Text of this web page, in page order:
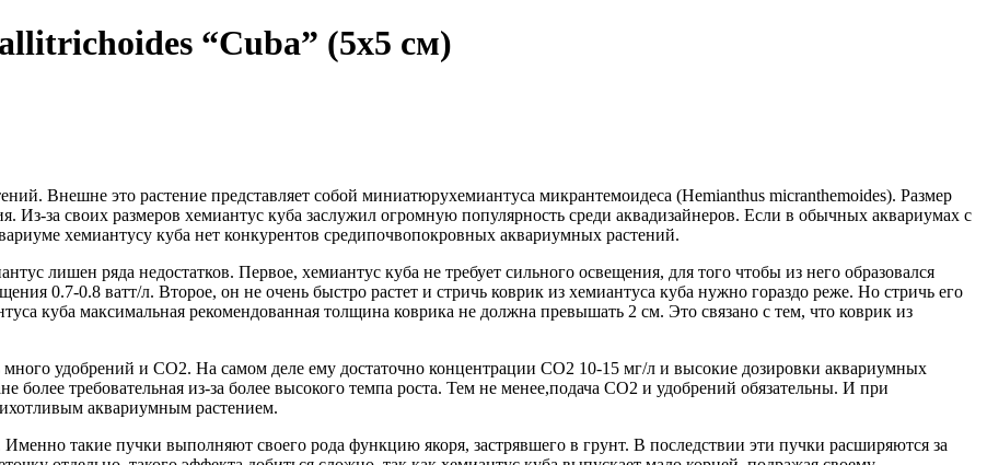
“Cuba” (5х5 см)
Внешне это растение представляет собой миниатюрухемиантуса микрантемоидеса (Hemianthus micranthemoides). Размер
Из-за своих размеров хемиантус куба заслужил огромную популярность среди аквадизайнеров. Если в обычных аквариумах с
хемиантусу куба нет конкурентов средипочвопокровных аквариумных растений.
лишен ряда недостатков. Первое, хемиантус куба не требует сильного освещения, для того чтобы из него образовался
0.7-0.8 ватт/л. Второе, он не очень быстро растет и стричь коврик из хемиантуса куба нужно гораздо реже. Но стричь его
куба максимальная рекомендованная толщина коврика не должна превышать 2 см. Это связано с тем, что коврик из
много удобрений и СО2. На самом деле ему достаточно концентрации СО2 10-15 мг/л и высокие дозировки аквариумных
более требовательная из-за более высокого темпа роста. Тем не менее,подача СО2 и удобрений обязательны. И при
аквариумным растением.
такие пучки выполняют своего рода функцию якоря, застрявшего в грунт. В последствии эти пучки расширяются за